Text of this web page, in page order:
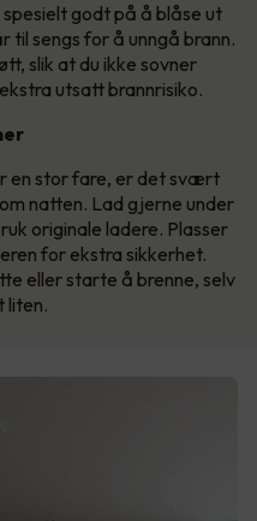
spesielt godt på å blåse ut
til sengs for å unngå brann.
slik at du ikke sovner
utsatt brannrisiko.
en stor fare, er det svært
natten. Lad gjerne under
originale ladere. Plasser
for ekstra sikkerhet.
eller starte å brenne, selv
liten.